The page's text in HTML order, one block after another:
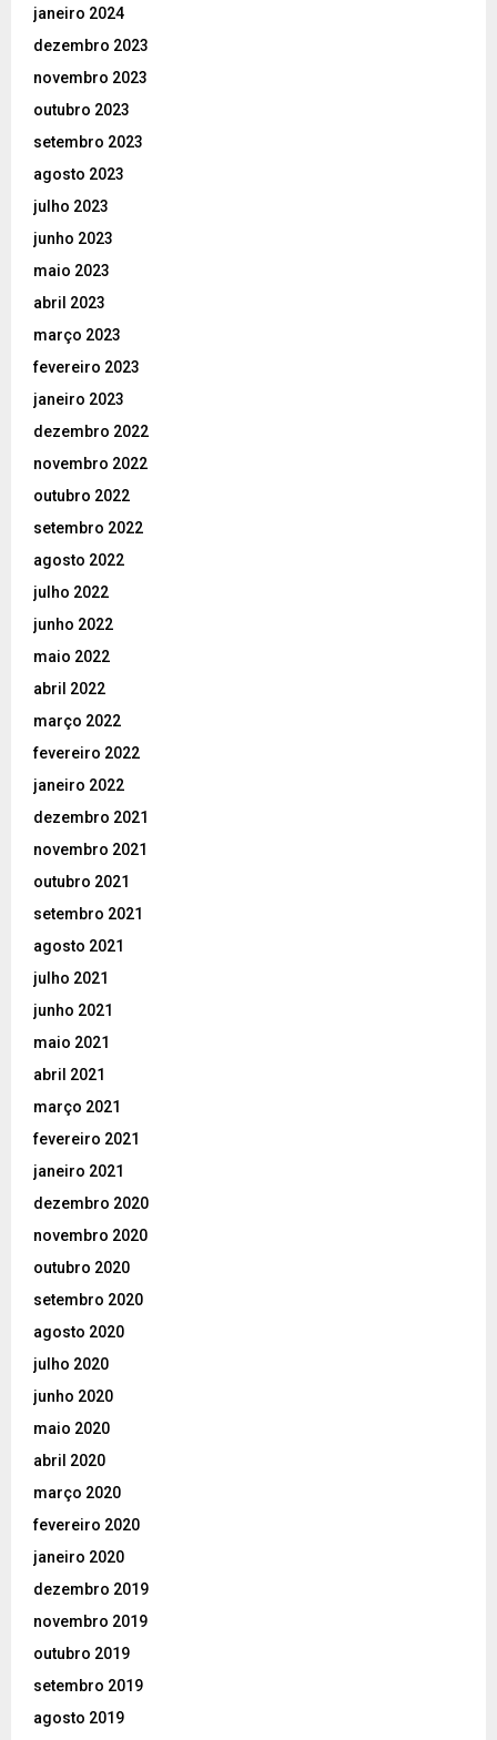
janeiro 2024
dezembro 2023
novembro 2023
outubro 2023
setembro 2023
agosto 2023
julho 2023
junho 2023
maio 2023
abril 2023
março 2023
fevereiro 2023
janeiro 2023
dezembro 2022
novembro 2022
outubro 2022
setembro 2022
agosto 2022
julho 2022
junho 2022
maio 2022
abril 2022
março 2022
fevereiro 2022
janeiro 2022
dezembro 2021
novembro 2021
outubro 2021
setembro 2021
agosto 2021
julho 2021
junho 2021
maio 2021
abril 2021
março 2021
fevereiro 2021
janeiro 2021
dezembro 2020
novembro 2020
outubro 2020
setembro 2020
agosto 2020
julho 2020
junho 2020
maio 2020
abril 2020
março 2020
fevereiro 2020
janeiro 2020
dezembro 2019
novembro 2019
outubro 2019
setembro 2019
agosto 2019